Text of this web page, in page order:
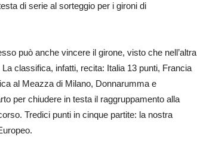
di serie al sorteggio per i gironi di
può anche vincere il girone, visto che nell’altra
classifica, infatti, recita: Italia 13 punti, Francia
al Meazza di Milano, Donnarumma e
per chiudere in testa il raggruppamento alla
Tredici punti in cinque partite: la nostra